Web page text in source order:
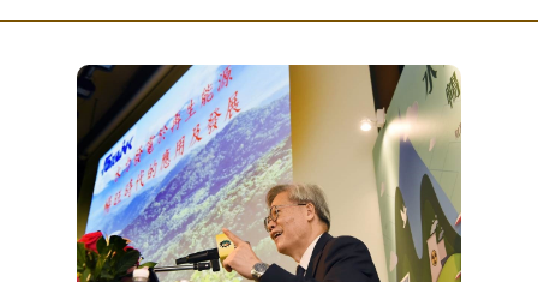
港灣建設
火力電能
水力電能
關於我們
捐助章程
成果年報
文章搜尋